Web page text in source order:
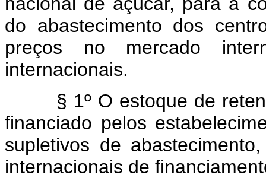
do abastecimento dos
preços no mercado
internacionais.
§ 1º O estoque de
financiado pelos
supletivos de
internacionais de